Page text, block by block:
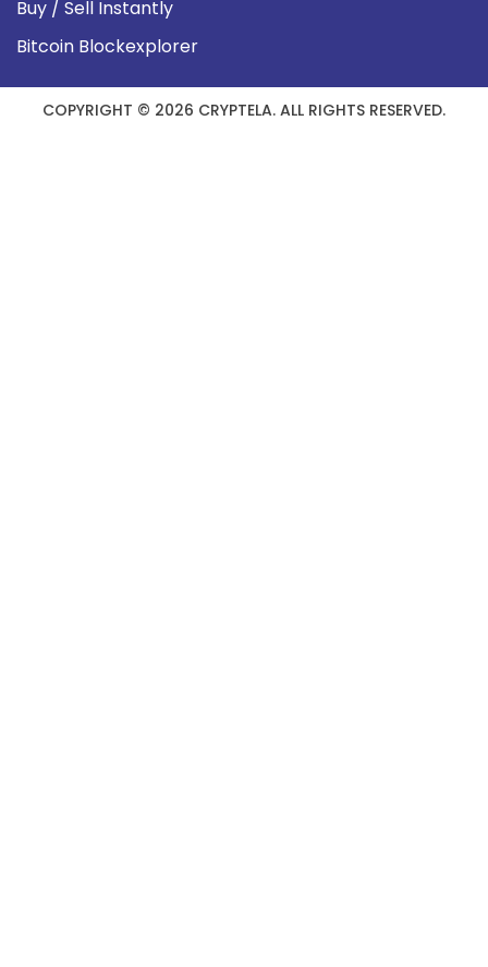
Buy / Sell Instantly
Bitcoin Blockexplorer
COPYRIGHT © 2026 CRYPTELA. ALL RIGHTS RESERVED.